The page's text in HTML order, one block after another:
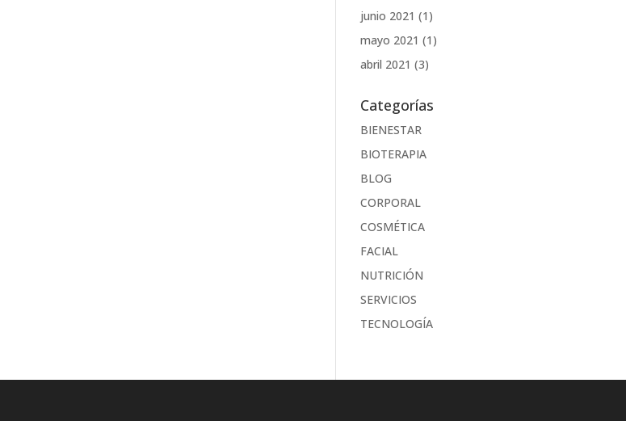
junio 2021 (1)
mayo 2021 (1)
abril 2021 (3)
Categorías
BIENESTAR
BIOTERAPIA
BLOG
CORPORAL
COSMÉTICA
FACIAL
NUTRICIÓN
SERVICIOS
TECNOLOGÍA